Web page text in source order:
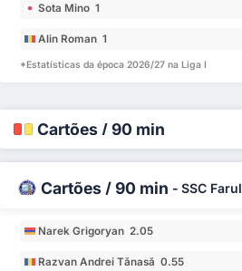
Sota Mino 1
Alin Roman 1
*Estatísticas da época 2026/27 na Liga I
Cartões / 90 min
Cartões / 90 min - SSC Farul
Narek Grigoryan 2.05
Razvan Andrei Tănasă 0.55